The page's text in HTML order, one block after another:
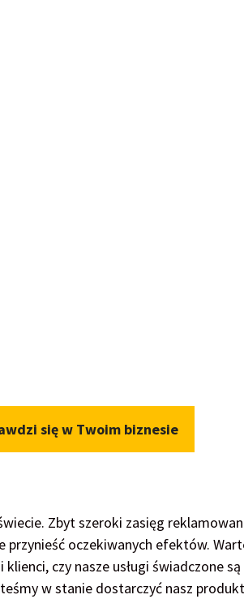
się w Twoim biznesie
Zbyt szeroki zasięg
przynieść oczekiwanych efektów.
czy nasze usługi świadczone są
w stanie dostarczyć nasz produkt